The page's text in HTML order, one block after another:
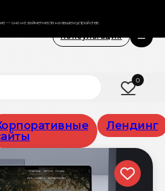
Консультация
0
Лендинг